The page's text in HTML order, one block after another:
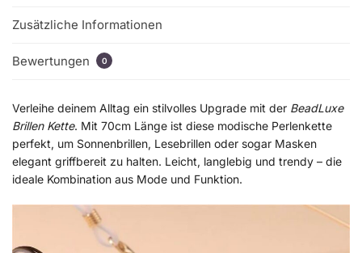
Zusätzliche Informationen
Bewertungen 0
Verleihe deinem Alltag ein stilvolles Upgrade mit der BeadLuxe
Brillen Kette. Mit 70cm Länge ist diese modische Perlenkette
perfekt, um Sonnenbrillen, Lesebrillen oder sogar Masken
elegant griffbereit zu halten. Leicht, langlebig und trendy – die
ideale Kombination aus Mode und Funktion.